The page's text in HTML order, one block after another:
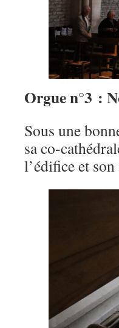
Orgue n°3 :
Sous une
sa co-
l’édifice et